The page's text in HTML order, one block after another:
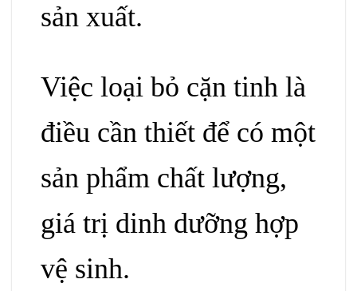
sản xuất.
Việc loại bỏ cặn tinh là
điều cần thiết để có một
sản phẩm chất lượng,
giá trị dinh dưỡng hợp
vệ sinh.